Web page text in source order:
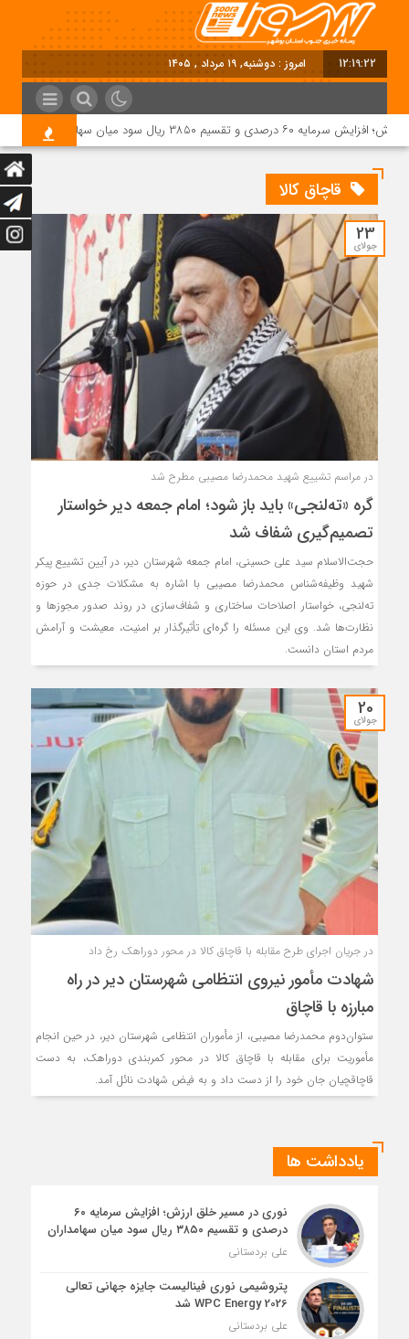
12:19:23 امروز : دوشنبه, ۱۹ مرداد , ۱۴۰۵
و تقسیم ۳۸۵۰ ریال سود میان سهامداران
قاچاق کالا
23
جولای
در مراسم تشییع شهید محمدرضا مصیبی مطرح شد
گره «ته‌لنجی» باید باز شود؛ امام جمعه دیر خواستار
تصمیم‌گیری شفاف شد
حجت‌الاسلام سید علی حسینی، امام جمعه شهرستان دیر، در آیین تشییع پیکر
شهید وظیفه‌شناس محمدرضا مصیبی با اشاره به مشکلات جدی در حوزه
ته‌لنجی، خواستار اصلاحات ساختاری و شفاف‌سازی در روند صدور مجوزها و
نظارت‌ها شد. وی این مسئله را گره‌ای تأثیرگذار بر امنیت، معیشت و آرامش
مردم استان دانست.
20
جولای
در جریان اجرای طرح مقابله با قاچاق کالا در محور دوراهک رخ داد
شهادت مأمور نیروی انتظامی شهرستان دیر در راه
مبارزه با قاچاق
ستوان‌دوم محمدرضا مصیبی، از مأموران انتظامی شهرستان دیر، در حین انجام
مأموریت برای مقابله با قاچاق کالا در محور کمربندی دوراهک، به دست
قاچاقچیان جان خود را از دست داد و به فیض شهادت نائل آمد.
یادداشت ها
نوری در مسیر خلق ارزش؛ افزایش سرمایه ۶۰
درصدی و تقسیم ۳۸۵۰ ریال سود میان سهامداران
علی بردستانی
پتروشیمی نوری فینالیست جایزه جهانی تعالی
WPC Energy 2026 شد
علی بردستانی